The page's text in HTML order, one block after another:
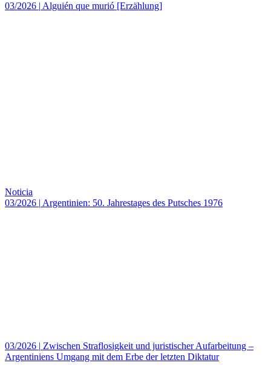
03/2026 | Alguién que murió [Erzählung]
Noticia
03/2026 | Argentinien: 50. Jahrestages des Putsches 1976
03/2026 | Zwischen Straflosigkeit und juristischer Aufarbeitung –
Argentiniens Umgang mit dem Erbe der letzten Diktatur